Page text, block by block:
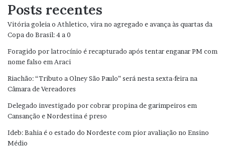
Posts recentes
Vitória goleia o Athletico, vira no agregado e avança às quartas da
Copa do Brasil: 4 a 0
Foragido por latrocínio é recapturado após tentar enganar PM com
nome falso em Araci
Riachão: “Tributo a Olney São Paulo” será nesta sexta-feira na
Câmara de Vereadores
Delegado investigado por cobrar propina de garimpeiros em
Cansanção e Nordestina é preso
Ideb: Bahia é o estado do Nordeste com pior avaliação no Ensino
Médio